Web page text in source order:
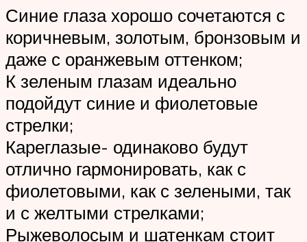
Синие глаза хорошо сочетаются с
коричневым, золотым, бронзовым и
даже с оранжевым оттенком;
К зеленым глазам идеально
подойдут синие и фиолетовые
стрелки;
Кареглазые- одинаково будут
отлично гармонировать, как с
фиолетовыми, как с зелеными, так
и с желтыми стрелками;
Рыжеволосым и шатенкам стоит